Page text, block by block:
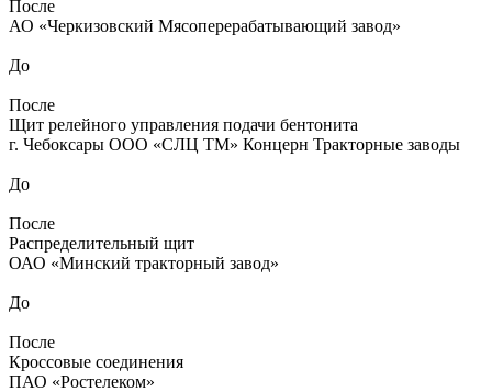
После
АО «Черкизовский Мясоперерабатывающий завод»
До
После
Щит релейного управления подачи бентонита
г. Чебоксары ООО «СЛЦ ТМ» Концерн Тракторные заводы
До
После
Распределительный щит
ОАО «Минский тракторный завод»
До
После
Кроссовые соединения
ПАО «Ростелеком»